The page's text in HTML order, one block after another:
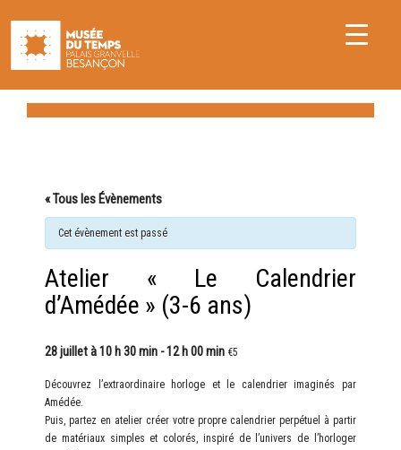
« Tous les Évènements
Cet évènement est passé
Atelier « Le Calendrier
d’Amédée » (3-6 ans)
28 juillet à 10 h 30 min -12 h 00 min €5
Découvrez l’extraordinaire horloge et le calendrier imaginés par
Amédée.
Puis, partez en atelier créer votre propre calendrier perpétuel à partir
de matériaux simples et colorés, inspiré de l’univers de l’horloger